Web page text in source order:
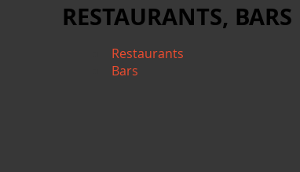
RESTAURANTS, BARS
Restaurants
Bars